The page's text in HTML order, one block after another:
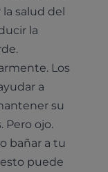
salud del
la
Los
a
su
Pero ojo.
bañar a tu
puede